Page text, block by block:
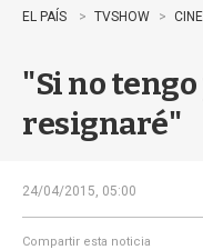
EL PAÍS TVSHOW CINE
"Si no
resignaré"
24/04/2015, 05:00
Compartir esta noticia